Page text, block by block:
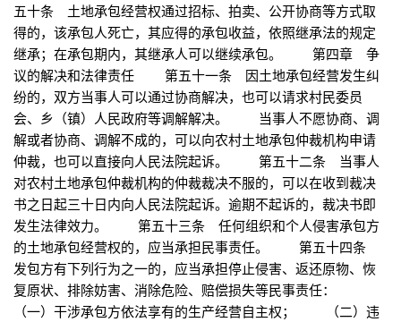
五十条 土地承包经营权通过招标、拍卖、公开协商等方式取
得的，该承包人死亡，其应得的承包收益，依照继承法的规定
继承；在承包期内，其继承人可以继续承包。 第四章 争
议的解决和法律责任 第五十一条 因土地承包经营发生纠
纷的，双方当事人可以通过协商解决，也可以请求村民委员
会、乡（镇）人民政府等调解解决。 当事人不愿协商、调
解或者协商、调解不成的，可以向农村土地承包仲裁机构申请
仲裁，也可以直接向人民法院起诉。 第五十二条 当事人
对农村土地承包仲裁机构的仲裁裁决不服的，可以在收到裁决
书之日起三十日内向人民法院起诉。逾期不起诉的，裁决书即
发生法律效力。 第五十三条 任何组织和个人侵害承包方
的土地承包经营权的，应当承担民事责任。 第五十四条
发包方有下列行为之一的，应当承担停止侵害、返还原物、恢
复原状、排除妨害、消除危险、赔偿损失等民事责任：
（一）干涉承包方依法享有的生产经营自主权； （二）违